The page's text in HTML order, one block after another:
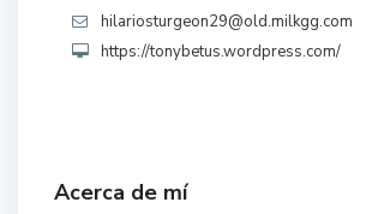
hilariosturgeon29@old.milkgg.com
https://tonybetus.wordpress.com/
Acerca de mí